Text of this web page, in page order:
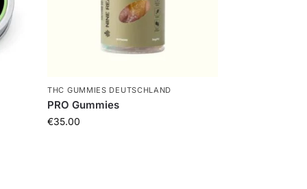
THC GUMMIES DEUTSCHLAND
PRO Gummies
€35.00